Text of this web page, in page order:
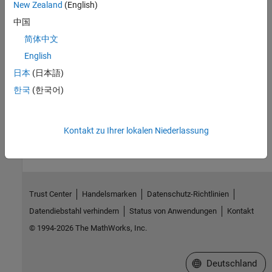
Automatically Number Document Content
What Are Reporters?
Get an overview of reporters and how to use them, and an
New Zealand (English)
中国
简体中文
English
日本 (日本語)
한국 (한국어)
Kontakt zu Ihrer lokalen Niederlassung
Trust Center Handelsmarken
Datenschutz-Richtlinien
Datendiebstahl verhindern
Status von Anwendungen
Kontakt
© 1994-2026 The MathWorks, Inc.
Website auswählen
Deutschland